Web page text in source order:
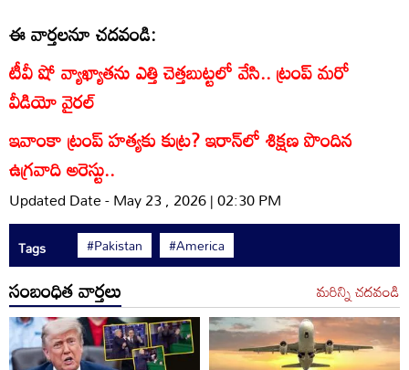
ఈ వార్తలనూ చదవండి:
టీవీ షో వ్యాఖ్యాతను ఎత్తి చెత్తబుట్టలో వేసి.. ట్రంప్ మరో
వీడియో వైరల్
ఇవాంకా ట్రంప్ హత్యకు కుట్ర? ఇరాన్‌‌లో శిక్షణ పొందిన
ఉగ్రవాది అరెస్టు..
Updated Date - May 23 , 2026 | 02:30 PM
Tags #Pakistan #America
సంబంధిత వార్తలు మరిన్ని చదవండి